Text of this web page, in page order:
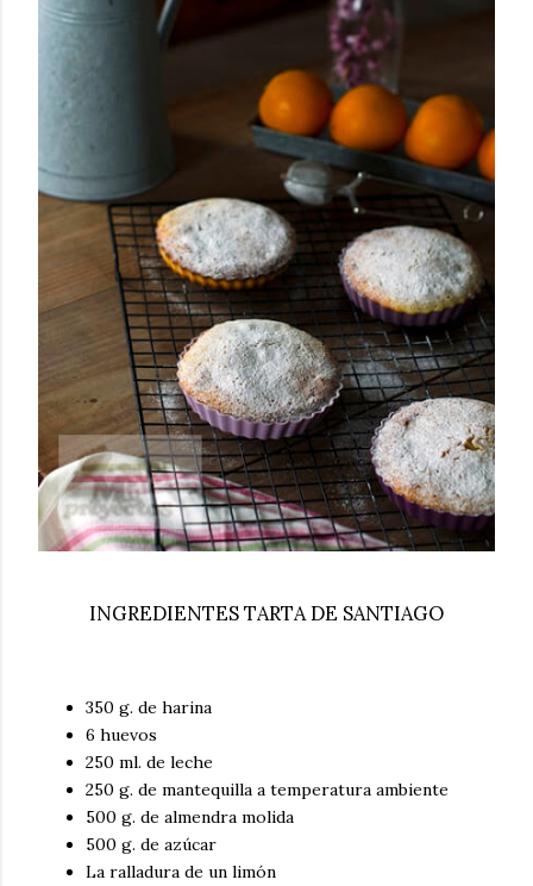
INGREDIENTES TARTA DE SANTIAGO
350 g. de harina
6 huevos
250 ml. de leche
250 g. de mantequilla a temperatura ambiente
500 g. de almendra molida
500 g. de azúcar
La ralladura de un limón